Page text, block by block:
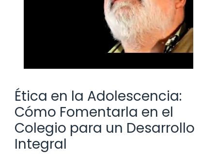
Ética en la Adolescencia:
Cómo Fomentarla en el
Colegio para un Desarrollo
Integral